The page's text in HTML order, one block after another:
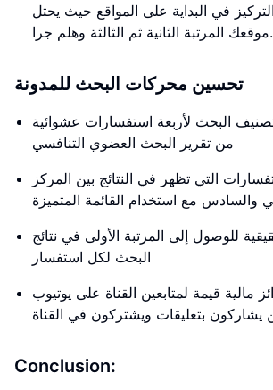
في البداية على المواقع حيث يحتل
موقعك المرتبة الثانية ثم الثالثة وهلم جرا.
تحسين محركات البحث للمدونة
البحث لأربعة استفسارات عشوائية
من تقرير البحث العضوي التنافسي
التي تظهر في النتائج بين المركز
والسادس مع استخدام القائمة المتميزة
للوصول إلى المرتبة الأولى في نتائج
البحث لكل استفسار
مالية قيمة لمتابعين القناة على يوتيوب
يشاركون بتعليقات ويشتركون في القناة
Conclusion: